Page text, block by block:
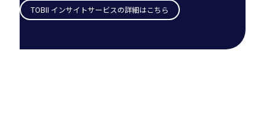
TOBII インサイトサービスの詳細はこちら